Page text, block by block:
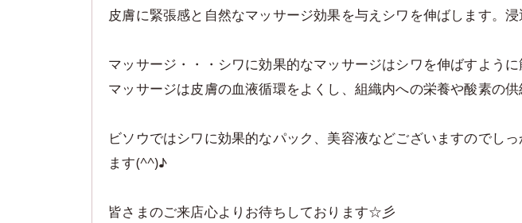
皮膚に緊張感と自然なマッサージ効果を与えシワを伸ばします。
マッサージ・・・シワに効果的なマッサージはシワを伸ばすように
マッサージは皮膚の血液循環をよくし、組織内への栄養や酸素の供
ビソウではシワに効果的なパック、美容液などございますのでし
ます(^^)♪
皆さまのご来店心よりお待ちしております☆彡